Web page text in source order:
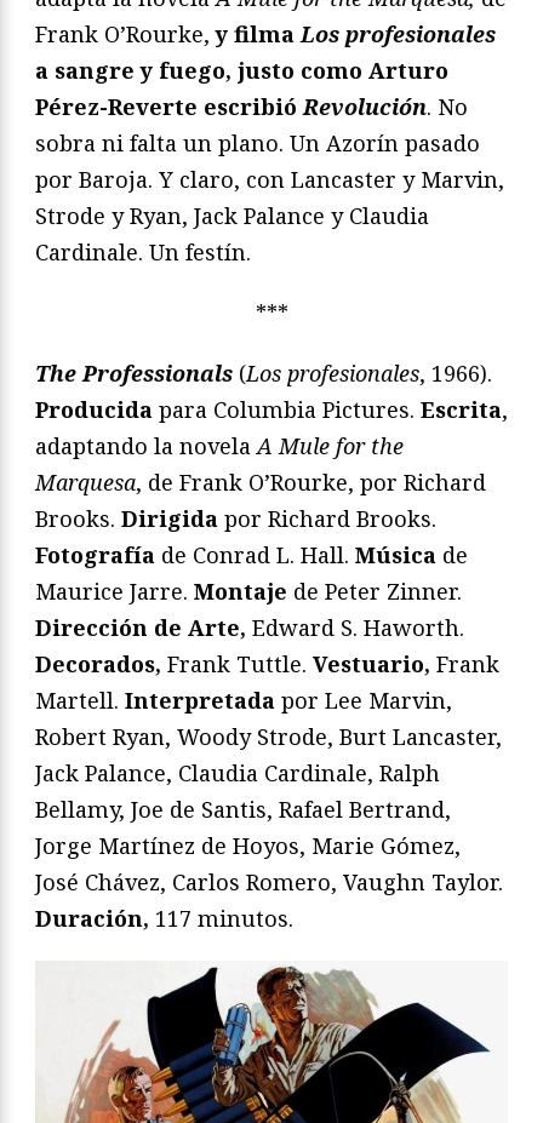
Frank O’Rourke,y filma Los profesionales
a sangre y fuego, justo como Arturo
Pérez-Reverte escribió Revolución. No
sobra ni falta un plano. Un Azorín pasado
por Baroja. Y claro, con Lancaster y Marvin,
Strode y Ryan, Jack Palance y Claudia
Cardinale. Un festín.
***
The Professionals (Los profesionales, 1966).
Producida para Columbia Pictures. Escrita,
adaptando la novela A Mule for the
Marquesa, de Frank O’Rourke, por Richard
Brooks. Dirigida por Richard Brooks.
Fotografía de Conrad L. Hall. Música de
Maurice Jarre. Montaje de Peter Zinner.
Dirección de Arte, Edward S. Haworth.
Decorados, Frank Tuttle. Vestuario, Frank
Martell. Interpretada por Lee Marvin,
Robert Ryan, Woody Strode, Burt Lancaster,
Jack Palance, Claudia Cardinale, Ralph
Bellamy, Joe de Santis, Rafael Bertrand,
Jorge Martínez de Hoyos, Marie Gómez,
José Chávez, Carlos Romero, Vaughn Taylor.
Duración, 117 minutos.